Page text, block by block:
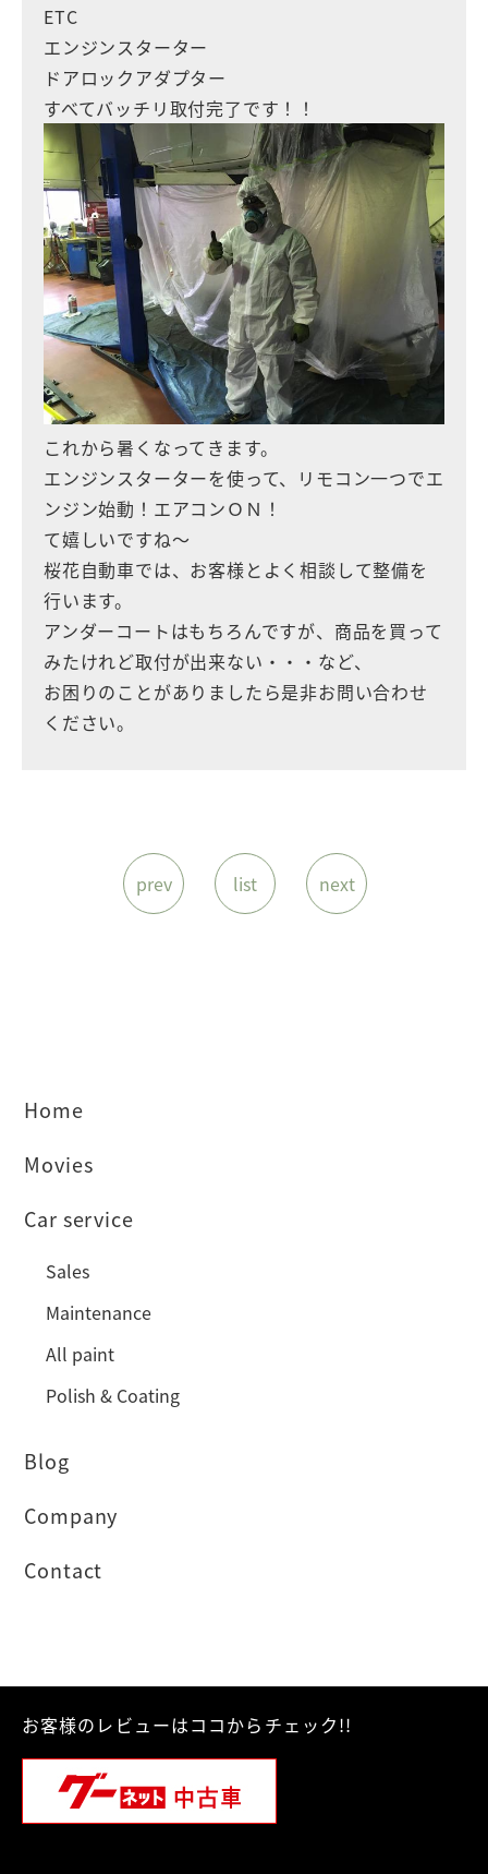
ETC
エンジンスターター
ドアロックアダプター
すべてバッチリ取付完了です！！
これから暑くなってきます。
エンジンスターターを使って、リモコン一つでエ
ンジン始動！エアコンＯＮ！
て嬉しいですね～
桜花自動車では、お客様とよく相談して整備を
行います。
アンダーコートはもちろんですが、商品を買って
みたけれど取付が出来ない・・・など、
お困りのことがありましたら是非お問い合わせ
ください。
prev list next
Home
Movies
Car service
Sales
Maintenance
All paint
Polish & Coating
Blog
Company
Contact
お客様のレビューはココからチェック!!